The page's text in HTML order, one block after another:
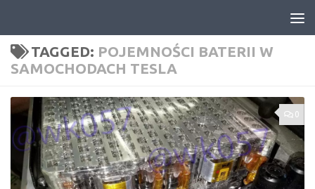
TAGGED: POJEMNOŚCI BATERII W
SAMOCHODACH TESLA
0